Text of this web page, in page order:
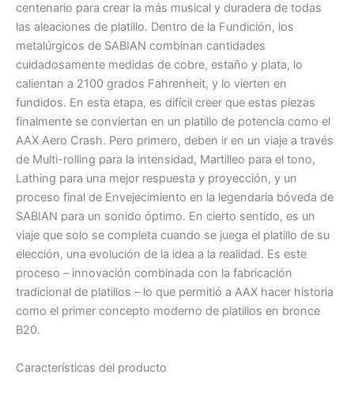
centenario para crear la más musical y duradera de todas
las aleaciones de platillo. Dentro de la Fundición, los
metalúrgicos de SABIAN combinan cantidades
cuidadosamente medidas de cobre, estaño y plata, lo
calientan a 2100 grados Fahrenheit, y lo vierten en
fundidos. En esta etapa, es difícil creer que estas piezas
finalmente se conviertan en un platillo de potencia como el
AAX Aero Crash. Pero primero, deben ir en un viaje a través
de Multi-rolling para la intensidad, Martilleo para el tono,
Lathing para una mejor respuesta y proyección, y un
proceso final de Envejecimiento en la legendaria bóveda de
SABIAN para un sonido óptimo. En cierto sentido, es un
viaje que solo se completa cuando se juega el platillo de su
elección, una evolución de la idea a la realidad. Es este
proceso – innovación combinada con la fabricación
tradicional de platillos – lo que permitió a AAX hacer historia
como el primer concepto moderno de platillos en bronce
B20.
Características del producto